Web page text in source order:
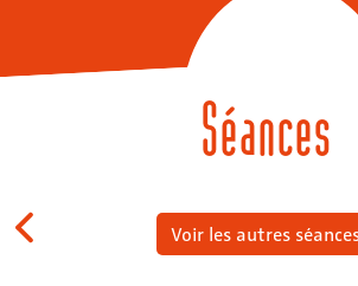
Séances
Voir les autres